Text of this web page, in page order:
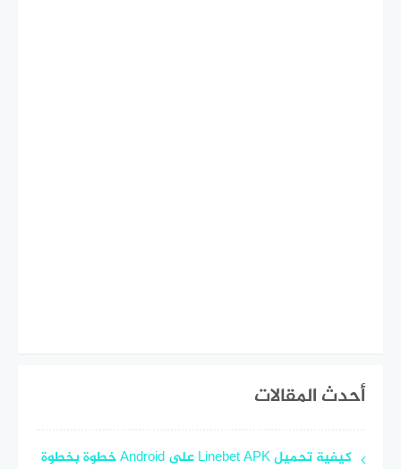
أحدث المقالات
كيفية تحميل Linebet APK على Android خطوة بخطوة